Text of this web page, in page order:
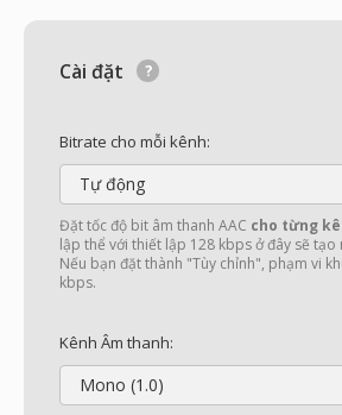
Cài đặt
Bitrate cho mỗi kênh:
Tự động
Đặt tốc độ bit âm thanh AAC cho từng
lập thể với thiết lập 128 kbps ở đây sẽ
Nếu bạn đặt thành "Tùy chỉnh", phạm vi
kbps.
Kênh Âm thanh:
Mono (1.0)